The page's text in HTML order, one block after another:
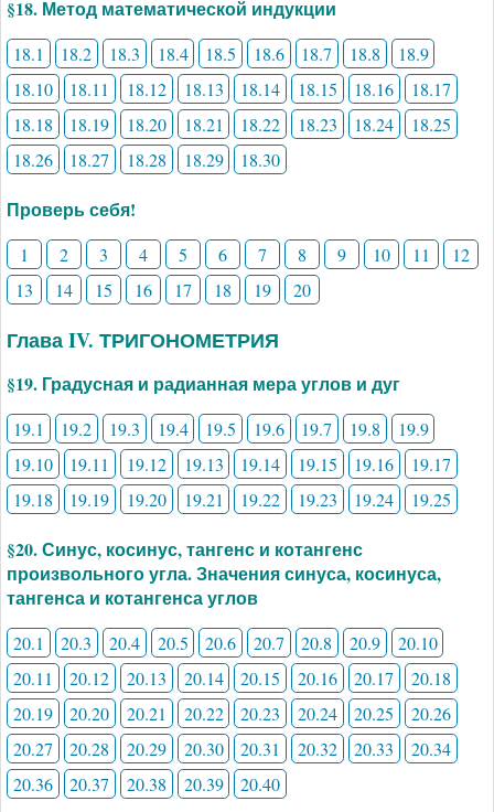
§18. Метод математической индукции
18.1 18.2 18.3 18.4 18.5 18.6 18.7 18.8
18.9
18.10
18.11 18.12 18.13 18.14 18.15 18.16
18.17
18.18
18.19 18.20 18.21 18.22 18.23 18.24
18.25
18.26
18.27 18.28 18.29 18.30
Проверь себя!
1 2 3 4 5 6 7 8 9 10 11
12
13
14 15 16 17 18 19 20
Глава IV. ТРИГОНОМЕТРИЯ
§19. Градусная и радианная мера углов и дуг
19.1 19.2 19.3 19.4 19.5 19.6 19.7 19.8
19.9
19.10
19.11 19.12 19.13 19.14 19.15 19.16
19.17
19.18
19.19 19.20 19.21 19.22 19.23 19.24 19.25
§20. Синус, косинус, тангенс и котангенс
произвольного угла. Значения синуса, косинуса,
тангенса и котангенса углов
20.1 20.3 20.4 20.5 20.6 20.7 20.8 20.9
20.10
20.11
20.12 20.13 20.14 20.15 20.16 20.17
20.18
20.19
20.20 20.21 20.22 20.23 20.24 20.25
20.26
20.27
20.28 20.29 20.30 20.31 20.32 20.33
20.34
20.36
20.37 20.38 20.39 20.40